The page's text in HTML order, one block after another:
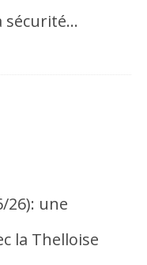
sécurité…
26): une
la Thelloise